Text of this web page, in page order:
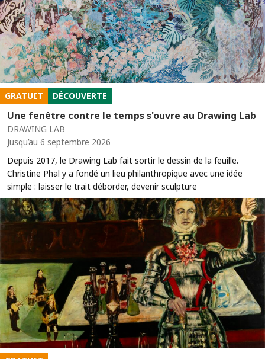
GRATUIT DÉCOUVERTE
Une fenêtre contre le temps s'ouvre au Drawing Lab
DRAWING LAB
Jusqu’au 6 septembre 2026
Depuis 2017, le Drawing Lab fait sortir le dessin de la feuille.
Christine Phal y a fondé un lieu philanthropique avec une idée
simple : laisser le trait déborder, devenir sculpture